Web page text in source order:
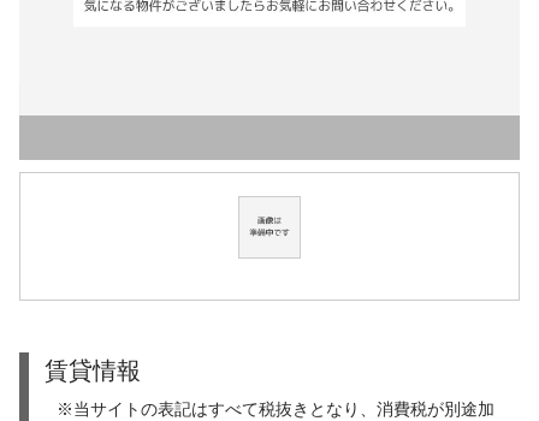
賃貸情報
※当サイトの表記はすべて税抜きとなり、消費税が別途加